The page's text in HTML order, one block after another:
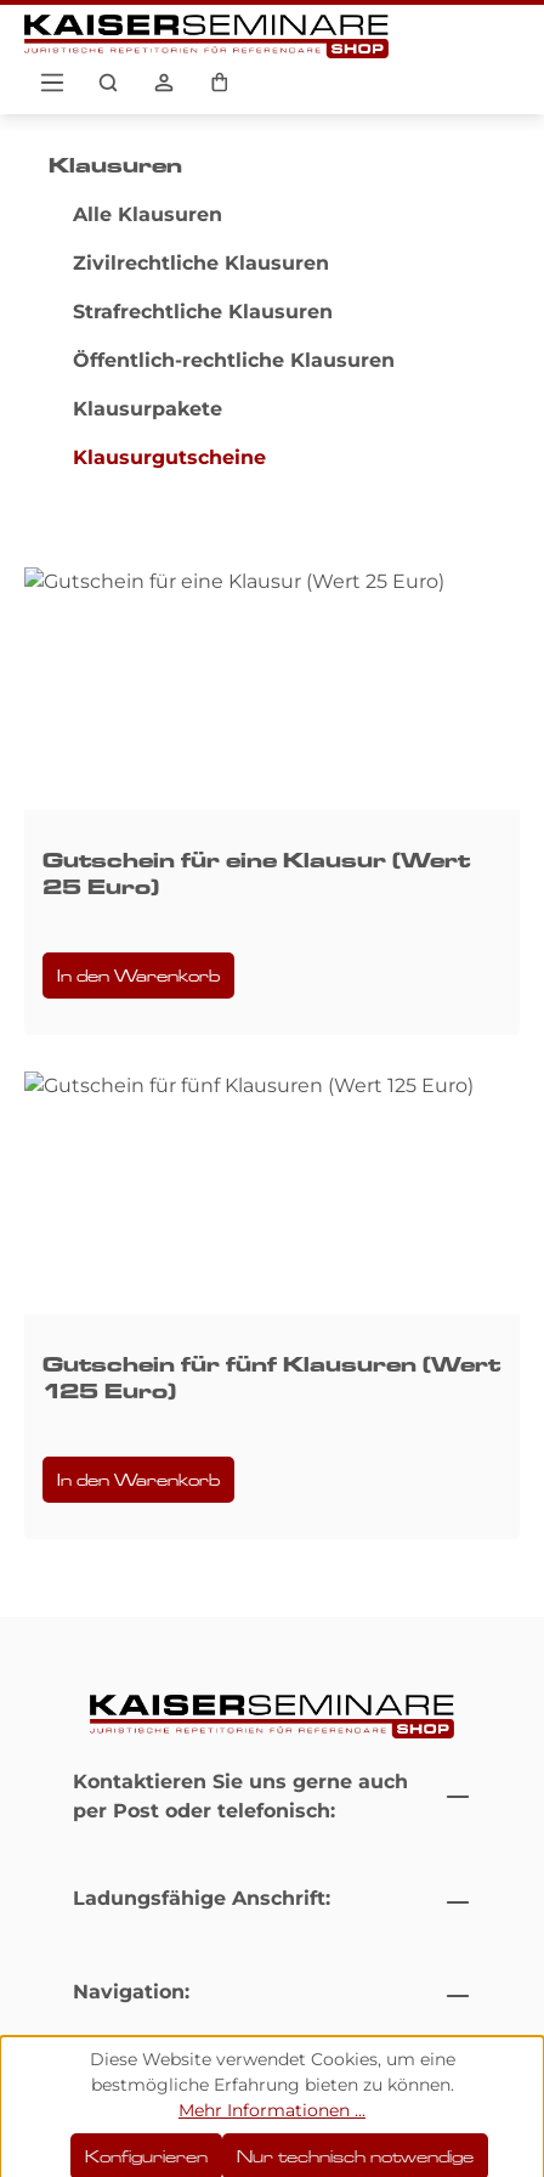
Zum Hauptinhalt springen
Klausuren
Alle Klausuren
Zivilrechtliche Klausuren
Strafrechtliche Klausuren
Öffentlich-rechtliche Klausuren
Klausurpakete
Klausurgutscheine
Gutschein für eine Klausur (Wert
25 Euro)
In den Warenkorb
Gutschein für fünf Klausuren (Wert
125 Euro)
In den Warenkorb
Kontaktieren Sie uns gerne auch
per Post oder telefonisch:
Ladungsfähige Anschrift:
Navigation:
© 2026
Diese Website verwendet Cookies, um eine
bestmögliche Erfahrung bieten zu können.
Mehr Informationen ...
Nur technisch notwendige
Konfigurieren